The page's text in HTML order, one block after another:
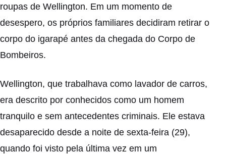
roupas de Wellington. Em um momento de
desespero, os próprios familiares decidiram retirar o
corpo do igarapé antes da chegada do Corpo de
Bombeiros.
Wellington, que trabalhava como lavador de carros,
era descrito por conhecidos como um homem
tranquilo e sem antecedentes criminais. Ele estava
desaparecido desde a noite de sexta-feira (29),
quando foi visto pela última vez em um